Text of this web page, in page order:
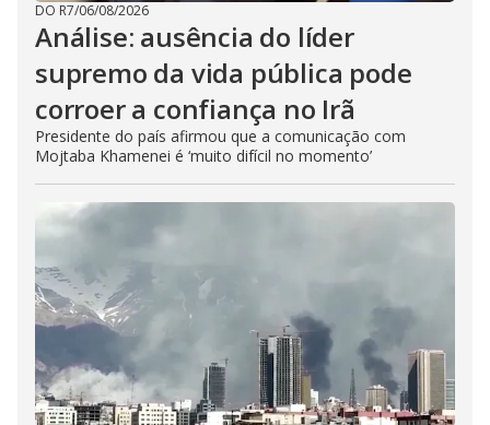
DO R7/06/08/2026
Análise: ausência do líder
supremo da vida pública pode
corroer a confiança no Irã
Presidente do país afirmou que a comunicação com
Mojtaba Khamenei é ‘muito difícil no momento’